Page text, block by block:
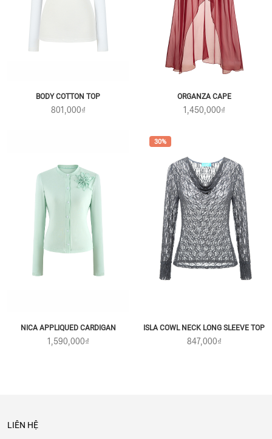
BODY COTTON TOP
801,000₫
ORGANZA CAPE
1,450,000₫
NICA APPLIQUED CARDIGAN
1,590,000₫
30%
ISLA COWL NECK LONG SLEEVE TOP
847,000₫
LIÊN HỆ